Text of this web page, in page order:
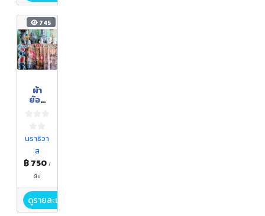
745
ผ้า
ย้อม
นราธิวา
ส
฿ 750 /
ผืน
ดูรายละเอียด